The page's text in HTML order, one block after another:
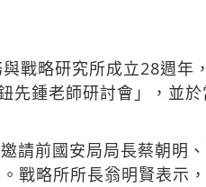
戰略研究所成立28週年
鍾老師研討會」，並
請前國安局局長蔡朝明
戰略所所長翁明賢表示